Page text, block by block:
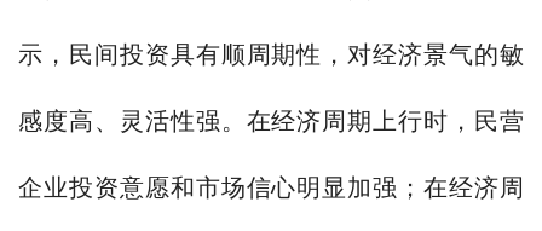
示，民间投资具有顺周期性，对经济景气的敏
感度高、灵活性强。在经济周期上行时，民营
企业投资意愿和市场信心明显加强；在经济周